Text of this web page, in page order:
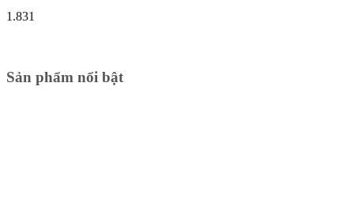
1.831
Sản phẩm nổi bật